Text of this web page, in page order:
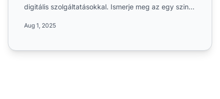
digitális szolgáltatásokkal. Ismerje meg az egy szintű
Aug 1, 2025